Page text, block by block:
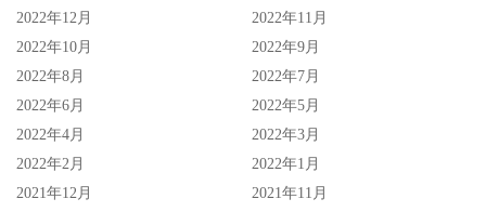
2022年12月
2022年11月
2022年10月
2022年9月
2022年8月
2022年7月
2022年6月
2022年5月
2022年4月
2022年3月
2022年2月
2022年1月
2021年12月
2021年11月